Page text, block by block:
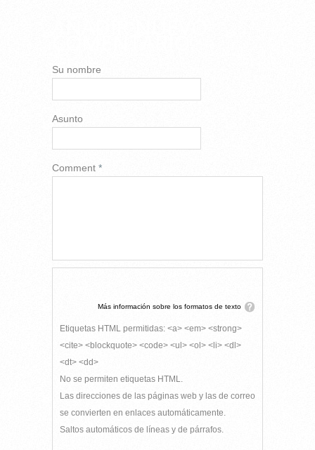
Su nombre
Asunto
Comment *
Más información sobre los formatos de texto
Etiquetas HTML permitidas: <a> <em> <strong>
<cite> <blockquote> <code> <ul> <ol> <li> <dl>
<dt> <dd>
No se permiten etiquetas HTML.
Las direcciones de las páginas web y las de correo
se convierten en enlaces automáticamente.
Saltos automáticos de líneas y de párrafos.